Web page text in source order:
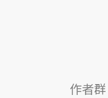
作者群